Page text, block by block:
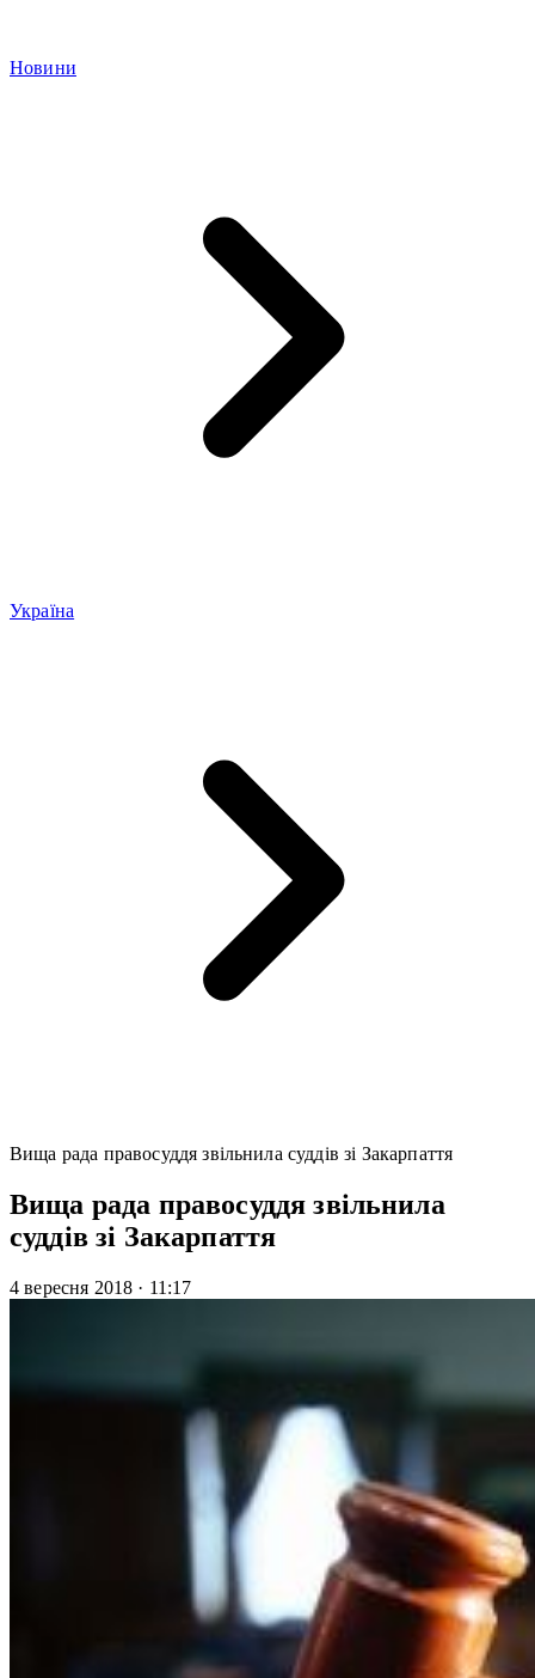
Новини
Україна
Вища рада правосуддя звільнила суддів зі Закарпаття
Вища рада правосуддя звільнила
суддів зі Закарпаття
4 вересня 2018 · 11:17